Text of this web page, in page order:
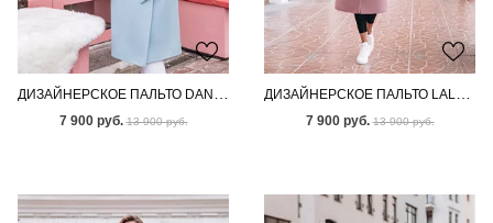
7 900 руб. 13 900 руб. 7 900 руб. 13 900 руб.